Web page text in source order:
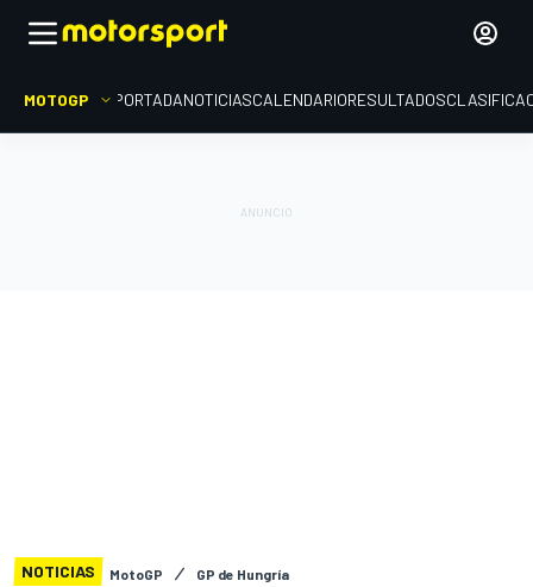
MOTOGP PORTADANOTICIASCALENDARIORESULTADOS
NOTICIAS MotoGP GP de Hungría